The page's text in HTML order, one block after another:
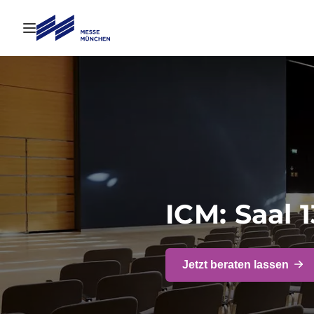
Navigation öffnen
ICM: Saal
Jetzt beraten lassen